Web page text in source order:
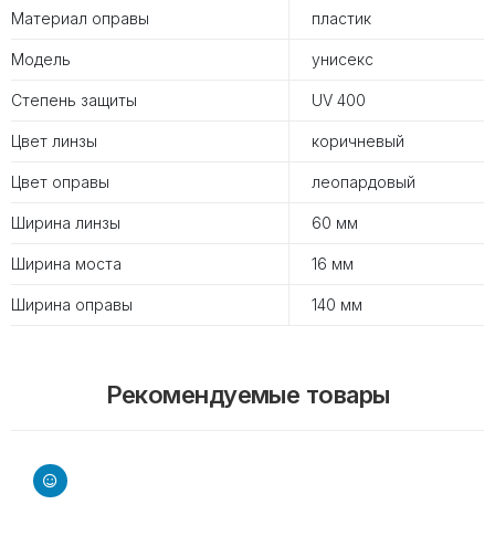
Материал оправы пластик
Модель унисекс
Степень защиты UV 400
Цвет линзы коричневый
Цвет оправы леопардовый
Ширина линзы 60 мм
Ширина моста 16 мм
Ширина оправы 140 мм
Рекомендуемые товары